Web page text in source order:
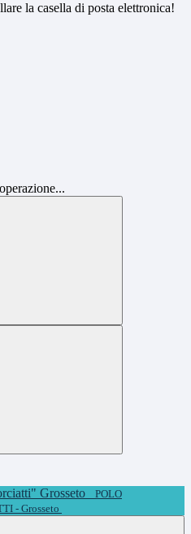
la casella di posta elettronica!
POLO
- Grosseto